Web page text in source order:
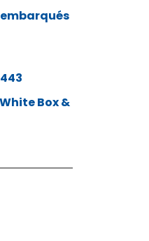
Box &